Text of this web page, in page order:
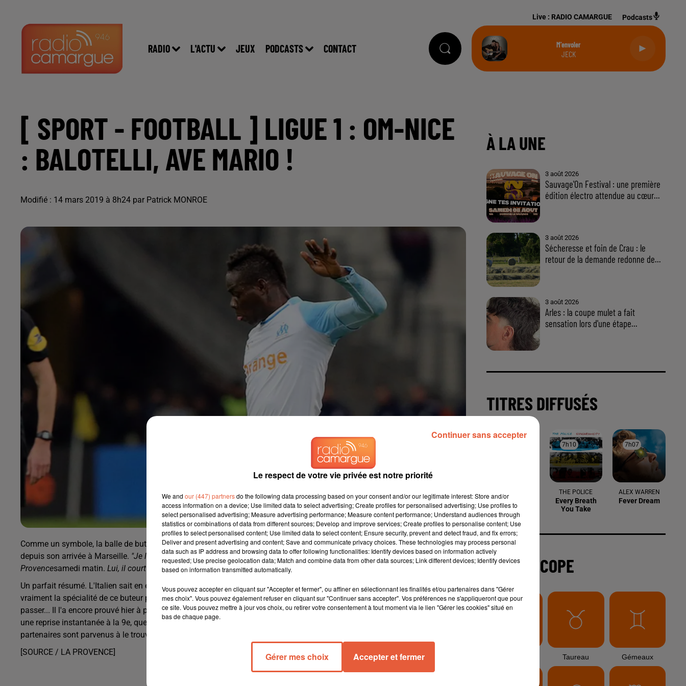
RADIO L'ACTU JEUX PODCASTS CONTACT
Live : RADIO CAMARGUE Podcasts
M'envoler
JECK
[ SPORT - FOOTBALL ] LIGUE 1 : OM-NICE
: BALOTELLI, AVE MARIO !
Modifié : 14 mars 2019 à 8h24 par Patrick MONROE
Comme un symbole, la balle de but lui a été offerte par Lucas Ocampos, cet Argentin qui ne lâche rien et l'impressionne
depuis son arrivée à Marseille. "Je le trouve très fort, insistait Mario Balotelli dans la longue interview accordée à La
Provencesamedi matin. Lui, il court ! Mais quand tu as un joueur qui marche, tu as besoin de deux qui courent."
Un parfait résumé. L'Italien sait en effet de quoi il parle : il n'est pas le premier à cavaler sur le pré. Galoper n'est pas
vraiment la spécialité de ce buteur pur-sang, qui attend plutôt qu'on lui serve le ballon dans les pieds. Et là, tout peut se
passer... Il l'a encore prouvé hier à plusieurs reprises face aux Aiglons. Une percée stoppée irrégulièrement dès la 4e minute,
une reprise instantanée à la 9e, quelques contrôles qui ont désorienté l'arrière-garde azuréenne : chaque fois que ses
partenaires sont parvenus à le trouver, le cuir est resté scotché à ses crampons.
[SOURCE / LA PROVENCE]
3 août 2026
Sauvage'On Festival : une première
édition électro attendue au cœur...
retour de la demande redonne de...
Arles : la coupe mulet a fait
sensation lors d'une étape...
Le respect de votre vie privée est notre priorité
We and our (447) partnersdo the following data processing based on your consent and/or our legitimate interest: Store and/or
access information on a device; Use limited data to select advertising; Create profiles for personalised advertising; Use profiles to
select personalised advertising; Measure advertising performance; Measure content performance; Understand audiences through
statistics or combinations of data from different sources; Develop and improve services; Create profiles to personalise content; Use
profiles to select personalised content; Use limited data to select content; Ensure security, prevent and detect fraud, and fix errors;
Deliver and present advertising and content; Save and communicate privacy choices. These technologies may process personal
data such as IP address and browsing data to offer following functionalities: Identify devices based on information actively
requested; Use precise geolocation data; Match and combine data from other data sources; Link different devices; Identify devices
based on information transmitted automatically.
Vous pouvez accepter en cliquant sur "Accepter et fermer", ou affiner en sélectionnant les finalités et/ou partenaires dans "Gérer
mes choix". Vous pouvez également refuser en cliquant sur "Continuer sans accepter". Vos préférences ne s'appliqueront que pour
ce site. Vous pouvez mettre à jour vos choix, ou retirer votre consentement à tout moment via le lien "Gérer les cookies" situé en
bas de chaque page.
Gérer mes choix Accepter et fermer
Continuer sans accepter